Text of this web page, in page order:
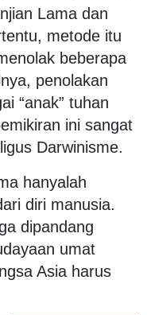
Lama dan
metode itu
beberapa
penolakan
“anak” tuhan
ini sangat
Darwinisme.
hanyalah
diri manusia.
dipandang
umat
Asia harus